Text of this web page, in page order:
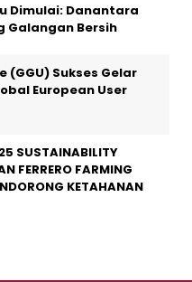
Dimulai: Danantara
Galangan Bersih
(GGU) Sukses Gelar
European User
SUSTAINABILITY
FERRERO FARMING
KETAHANAN